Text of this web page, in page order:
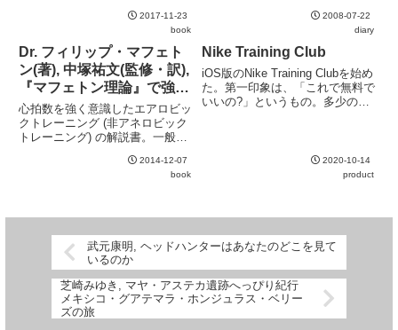
現する方式を推奨している。その
ために必要な各種サービスを押さ
えているのは参考になるかもしれ
ない。巻末の訳者あとがきの自
慢...
2017-11-23
book
的。あの経度なのに日本と時差な
しなので、サマータイムに近い...
2008-07-22
diary
Dr. フィリップ・マフェト
ン(著), 中塚祐文(監修・訳),
『マフェトン理論』で強く
なる! 革命的エアロビック
トレーニング
心拍数を強く意識したエアロビッ
クトレーニング (非アネロビック
トレーニング) の解説書。一般の
が多い。心拍数による負荷の調
整、給水の重要性、食生活の改善
2014-12-07
book
Nike Training Club
iOS版のNike Training Clubを始め
た。第一印象は、「これで無料で
いいの?」というもの。多少の個
ニューが多く (一部に回数制のも
2020-10-14
product
武元康明, ヘッドハンターはあなたのどこを見て
いるのか
芝崎みゆき, マヤ・アステカ遺跡へっぴり紀行
メキシコ・グアテマラ・ホンジュラス・ベリー
ズの旅